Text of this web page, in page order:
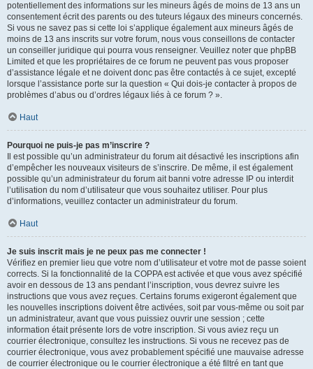
potentiellement des informations sur les mineurs âgés de moins de 13 ans un
consentement écrit des parents ou des tuteurs légaux des mineurs concernés.
Si vous ne savez pas si cette loi s’applique également aux mineurs âgés de
moins de 13 ans inscrits sur votre forum, nous vous conseillons de contacter
un conseiller juridique qui pourra vous renseigner. Veuillez noter que phpBB
Limited et que les propriétaires de ce forum ne peuvent pas vous proposer
d’assistance légale et ne doivent donc pas être contactés à ce sujet, excepté
lorsque l’assistance porte sur la question « Qui dois-je contacter à propos de
problèmes d’abus ou d’ordres légaux liés à ce forum ? ».
Haut
Pourquoi ne puis-je pas m’inscrire ?
Il est possible qu’un administrateur du forum ait désactivé les inscriptions afin
d’empêcher les nouveaux visiteurs de s’inscrire. De même, il est également
possible qu’un administrateur du forum ait banni votre adresse IP ou interdit
l’utilisation du nom d’utilisateur que vous souhaitez utiliser. Pour plus
d’informations, veuillez contacter un administrateur du forum.
Haut
Je suis inscrit mais je ne peux pas me connecter !
Vérifiez en premier lieu que votre nom d’utilisateur et votre mot de passe soient
corrects. Si la fonctionnalité de la COPPA est activée et que vous avez spécifié
avoir en dessous de 13 ans pendant l’inscription, vous devrez suivre les
instructions que vous avez reçues. Certains forums exigeront également que
les nouvelles inscriptions doivent être activées, soit par vous-même ou soit par
un administrateur, avant que vous puissiez ouvrir une session ; cette
information était présente lors de votre inscription. Si vous aviez reçu un
courrier électronique, consultez les instructions. Si vous ne recevez pas de
courrier électronique, vous avez probablement spécifié une mauvaise adresse
de courrier électronique ou le courrier électronique a été filtré en tant que